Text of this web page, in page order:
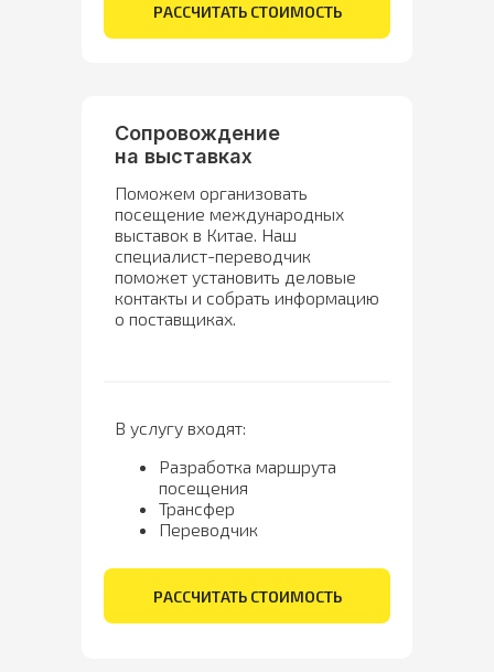
В услугу входят:
Разработка маршрута
посещения
Трансфер
Переводчик
Поможем организовать
посещение международных
выставок в Китае. Наш
специалист-переводчик
поможет установить деловые
контакты и собрать информацию
о поставщиках.
Сопровождение
на выставках
РАССЧИТАТЬ СТОИМОСТЬ
РАССЧИТАТЬ СТОИМОСТЬ